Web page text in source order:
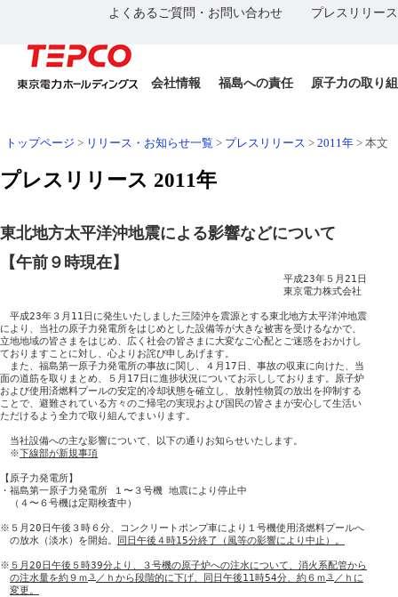
よくあるご質問・お問い合わせ プレスリリー
会社情報 福島への責任 原子力の取り
トップページ > リリース・お知らせ一覧 > プレスリリース > 2011年 > 本文
プレスリリース 2011年
東北地方太平洋沖地震による影響などについて
【午前９時現在】
平成23年５月21日
東京電力株式会社
平成23年３月11日に発生いたしました三陸沖を震源とする東北地方太平洋沖地震
により、当社の原子力発電所をはじめとした設備等が大きな被害を受けるなかで、
立地地域の皆さまをはじめ、広く社会の皆さまに大変なご心配とご迷惑をおかけし
ておりますことに対し、心よりお詫び申しあげます。
また、福島第一原子力発電所の事故に関し、４月17日、事故の収束に向けた、当
面の道筋を取りまとめ、５月17日に進捗状況についてお示ししております。原子炉
および使用済燃料プールの安定的冷却状態を確立し、放射性物質の放出を抑制する
ことで、避難されている方々のご帰宅の実現および国民の皆さまが安心して生活い
ただけるよう全力で取り組んでまいります。
当社設備への主な影響について、以下の通りお知らせいたします。
※下線部が新規事項
【原子力発電所】
・福島第一原子力発電所 １〜３号機 地震により停止中
（４〜６号機は定期検査中）
※５月20日午後３時６分、コンクリートポンプ車により１号機使用済燃料プールへ
の放水（淡水）を開始。 同日午後４時15分終了（風等の影響により中止）。
※ ５月20日午後５時39分より、３号機の原子炉への注水について、消火系配管から
の注水量を約９ｍ ３ ／ｈから段階的に下げ、同日午後11時54分、約６ｍ ３ ／ｈに
変更。